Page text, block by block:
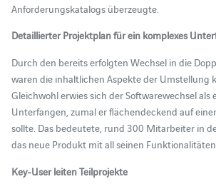
Anforderungskatalogs überzeugte.
Detaillierter Projektplan für ein komplexes
Durch den bereits erfolgten Wechsel in die
waren die inhaltlichen Aspekte der Umstellung
Gleichwohl erwies sich der Softwarewechsel als
Unterfangen, zumal er flächendeckend auf
sollte. Das bedeutete, rund 300 Mitarbeiter in
das neue Produkt mit all seinen
Key-User leiten Teilprojekte